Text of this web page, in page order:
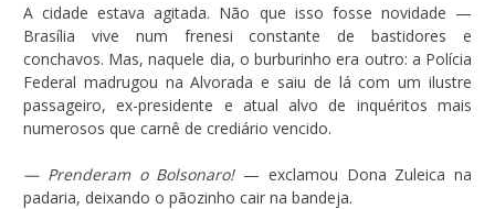
A cidade estava agitada. Não que isso fosse novidade —
Brasília vive num frenesi constante de bastidores e
conchavos. Mas, naquele dia, o burburinho era outro: a Polícia
Federal madrugou na Alvorada e saiu de lá com um ilustre
passageiro, ex-presidente e atual alvo de inquéritos mais
numerosos que carnê de crediário vencido.
— Prenderam o Bolsonaro! — exclamou Dona Zuleica na
padaria, deixando o pãozinho cair na bandeja.